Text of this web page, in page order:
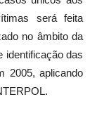
será feita
no âmbito da
identificação das
2005, aplicando